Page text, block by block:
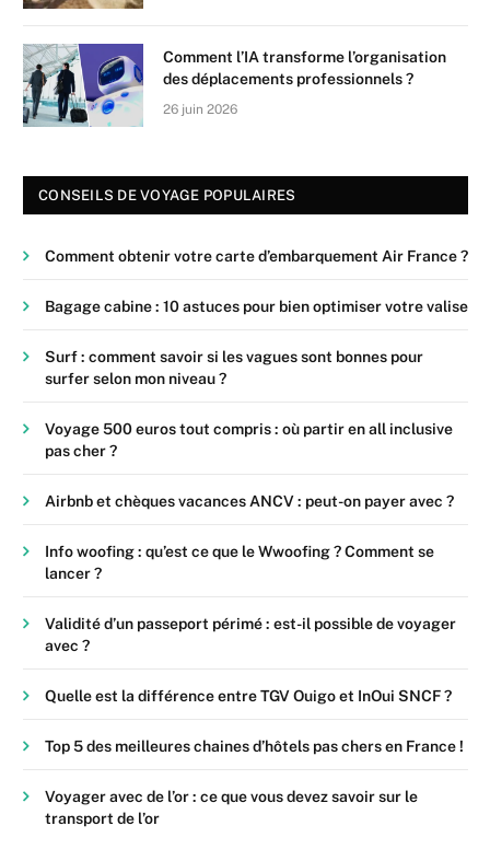
Comment l’IA transforme l’organisation
des déplacements professionnels ?
26 juin 2026
CONSEILS DE VOYAGE POPULAIRES
Comment obtenir votre carte d’embarquement Air France ?
Bagage cabine : 10 astuces pour bien optimiser votre valise
Surf : comment savoir si les vagues sont bonnes pour
surfer selon mon niveau ?
Voyage 500 euros tout compris : où partir en all inclusive
pas cher ?
Airbnb et chèques vacances ANCV : peut-on payer avec ?
Info woofing : qu’est ce que le Wwoofing ? Comment se
lancer ?
Validité d’un passeport périmé : est-il possible de voyager
avec ?
Quelle est la différence entre TGV Ouigo et InOui SNCF ?
Top 5 des meilleures chaines d’hôtels pas chers en France !
Voyager avec de l’or : ce que vous devez savoir sur le
transport de l’or